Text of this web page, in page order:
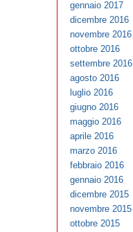
gennaio 2017
dicembre 2016
novembre 2016
ottobre 2016
settembre 2016
agosto 2016
luglio 2016
giugno 2016
maggio 2016
aprile 2016
marzo 2016
febbraio 2016
gennaio 2016
dicembre 2015
novembre 2015
ottobre 2015